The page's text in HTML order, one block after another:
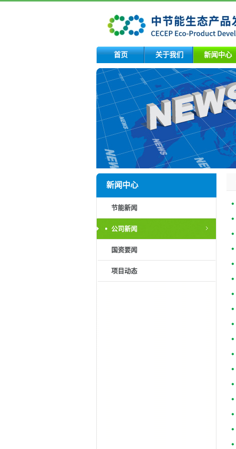
首页 关于我们 新闻中心
新闻中心
节能新闻
公司新闻
国资要闻
项目动态